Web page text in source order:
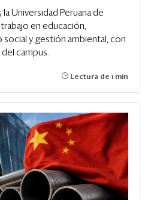
la Universidad Peruana de
en educación,
y gestión ambiental, con
del campus.
Lectura de 1 min